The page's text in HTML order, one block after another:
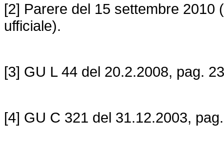
[2] Parere del 15 settembre 2010
ufficiale).
[3] GU L 44 del 20.2.2008, pag.
[4] GU C 321 del 31.12.2003,